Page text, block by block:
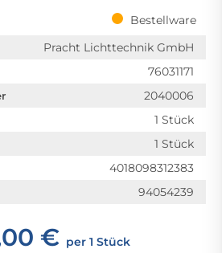
Bestellware
Pracht Lichttechnik GmbH
76031171
2040006
1 Stück
1 Stück
4018098312383
94054239
€ per 1 Stück